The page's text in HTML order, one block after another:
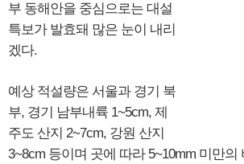
부 동해안을 중심으로는 대설
특보가 발효돼 많은 눈이 내리
겠다.
예상 적설량은 서울과 경기 북
부, 경기 남부내륙 1~5cm, 제
주도 산지 2~7cm, 강원 산지
3~8cm 등이며 곳에 따라 5~10mm 미만의